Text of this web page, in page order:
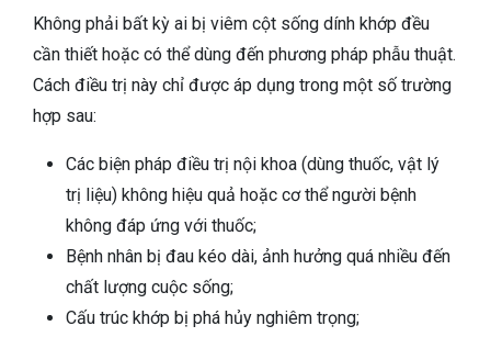
Không phải bất kỳ ai bị viêm cột sống dính khớp đều
cần thiết hoặc có thể dùng đến phương pháp phẫu thuật.
Cách điều trị này chỉ được áp dụng trong một số trường
hợp sau:
Các biện pháp điều trị nội khoa (dùng thuốc, vật lý
trị liệu) không hiệu quả hoặc cơ thể người bệnh
không đáp ứng với thuốc;
Bệnh nhân bị đau kéo dài, ảnh hưởng quá nhiều đến
chất lượng cuộc sống;
Cấu trúc khớp bị phá hủy nghiêm trọng;